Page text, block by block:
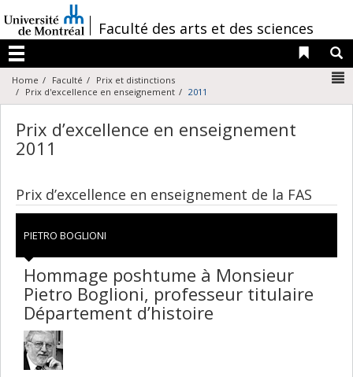
au
contenu
/Faculté des arts et des sciences
Menu
Liens
Home Faculté
Prix et distinctions
Prix d'excellence en enseignement
2011
Prix d’excellence en enseignement
2011
Prix d’excellence en enseignement de la FAS
PIETRO BOGLIONI
Hommage poshtume à Monsieur
Pietro Boglioni, professeur titulaire
Département d’histoire